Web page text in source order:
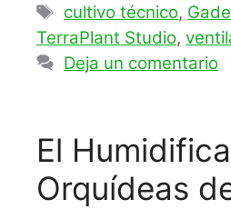
Etiquetas
cultivo técnico,
TerraPlant Studio,
Deja un comentario
El
Orquídeas